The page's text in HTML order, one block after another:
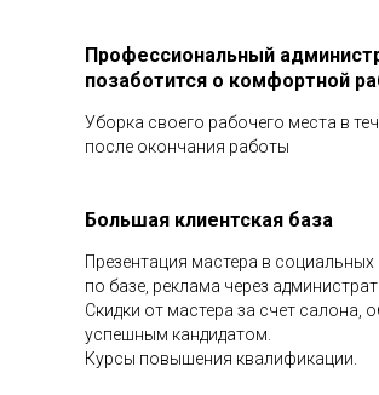
Профессиональный
позаботится о комфортной
Уборка своего рабочего места в
после окончания работы
Большая клиентская база
Презентация мастера в социальных
по базе, реклама через
Скидки от мастера за счет салона,
успешным кандидатом.
Курсы повышения квалификации.